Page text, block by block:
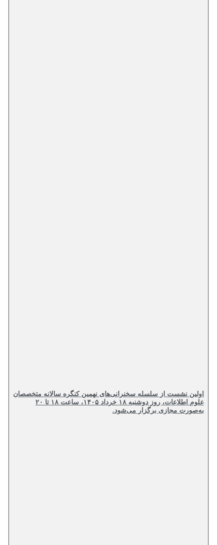
اولین نشست از سلسله سخنرانی‌های نهمین کنگره سالانه متخصصان
علوم اطلاعات، روز دوشنبه ۱۸ خرداد ۱۴۰۵، ساعت ۱۸ تا ۲۰
به‌صورت مجازی برگزار می‌شود.